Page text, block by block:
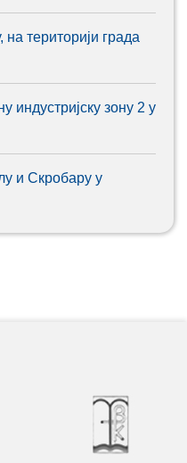
територији града
индустријску зону 2 у
и Скробару у